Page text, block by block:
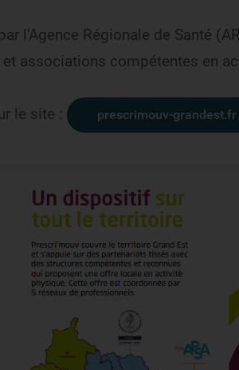
l'Agence Régionale de Santé
associations compétentes en
le site : prescrimouv-grandest.fr